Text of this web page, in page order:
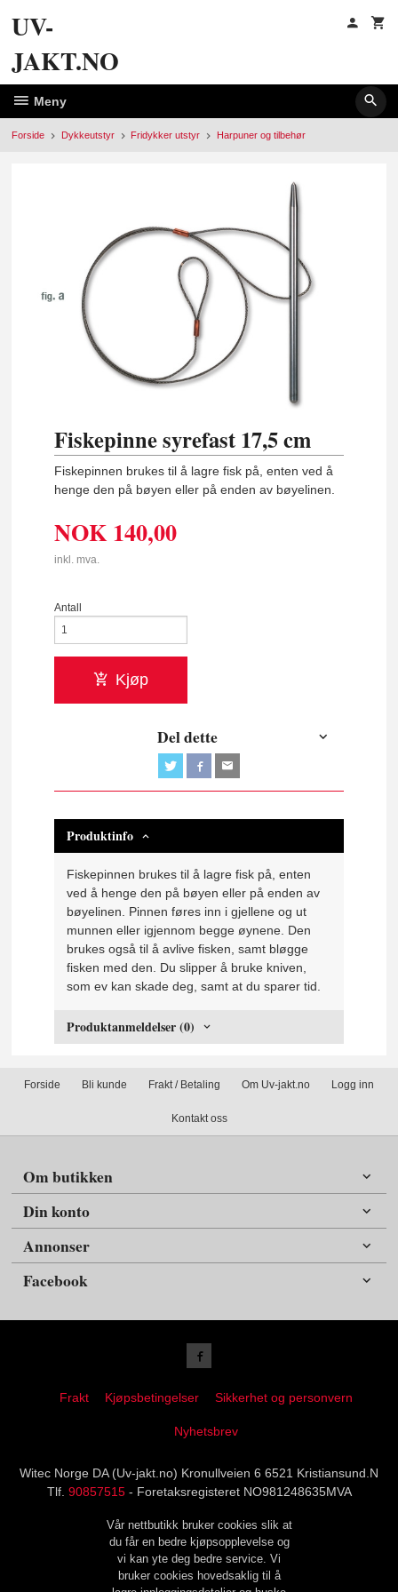
UV-
JAKT.NO
Meny
Forside Dykkeutstyr Fridykker utstyr Harpuner og tilbehør
Fiskepinne syrefast 17,5 cm
Fiskepinnen brukes til å lagre fisk på, enten ved å
henge den på bøyen eller på enden av bøyelinen.
NOK 140,00
inkl. mva.
Antall
Kjøp
Del dette
Produktinfo
Fiskepinnen brukes til å lagre fisk på, enten
ved å henge den på bøyen eller på enden av
bøyelinen. Pinnen føres inn i gjellene og ut
munnen eller igjennom begge øynene. Den
brukes også til å avlive fisken, samt bløgge
fisken med den. Du slipper å bruke kniven,
som ev kan skade deg, samt at du sparer tid.
Produktanmeldelser (0)
Forside Bli kunde Frakt / Betaling Om Uv-jakt.no Logg inn
Kontakt oss
Om butikken
Din konto
Annonser
Facebook
Frakt Kjøpsbetingelser Sikkerhet og personvern
Nyhetsbrev
Witec Norge DA (Uv-jakt.no) Kronullveien 6 6521 Kristiansund.N
Tlf. 90857515- Foretaksregisteret NO981248635MVA
Vår nettbutikk bruker cookies slik at
du får en bedre kjøpsopplevelse og
vi kan yte deg bedre service. Vi
bruker cookies hovedsaklig til å